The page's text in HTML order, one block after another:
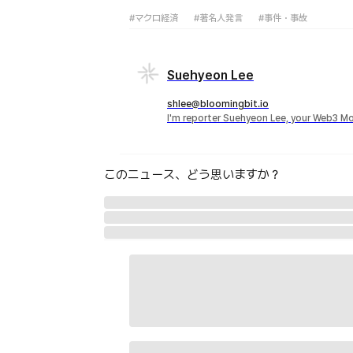
#マクロ経済 #著名人発言 #事件・事故
Suehyeon Lee
shlee@bloomingbit.io
I'm reporter Suehyeon Lee, your Web3
このニュース、どう思いますか？